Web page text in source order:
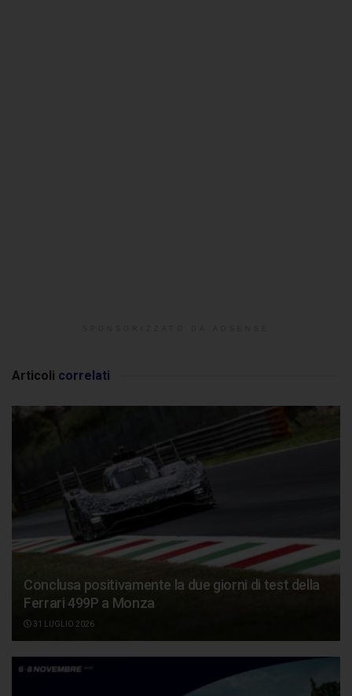
Articoli correlati
Conclusa positivamente la due giorni di test della
Ferrari 499P a Monza
31 LUGLIO 2026